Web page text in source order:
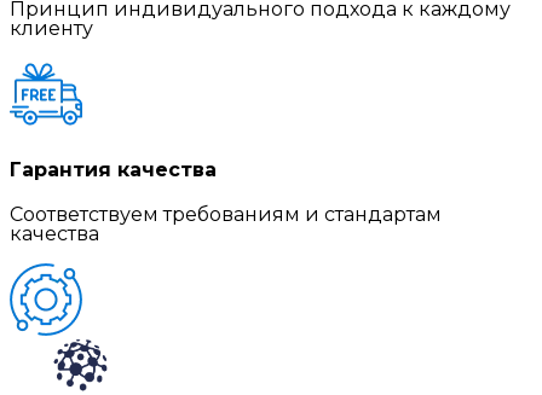
Принцип индивидуального подхода к каждому
клиенту
Гарантия качества
Соответствуем требованиям и стандартам
качества